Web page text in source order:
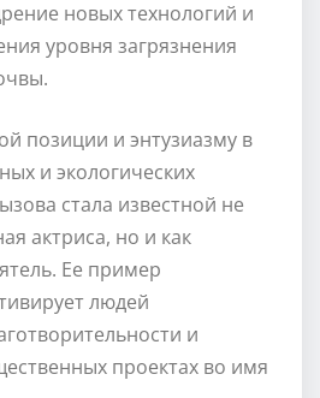
новых технологий и
уровня загрязнения
позиции и энтузиазму в
и экологических
стала известной не
актриса, но и как
Ее пример
людей
и
проектах во имя